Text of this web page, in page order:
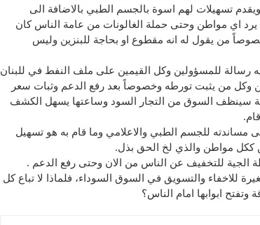
تسهيلات لهم اسوة بالجسم الطبي بالاضافة الى
اي مواطن وحتى حملة الغالونات من عامة الناس كان
من يقول له انه مقطوع او بحاجة للبنزين وليس
رسالة للمسؤولين وكل القيمين على ملف النفط في للبنان
وكل من يثبت تورطه وخصوصاً بعد رفع الدعم وثبات سعر
سينظف السوق من التجار السود وساعتها يسهل الكشف
للجسم الطبي والاعلامي وما قام به هو تسهيل
ككل مواطن والذي لخ الحق بذل.
للاخفاء والتسويق في السوق السوداء، فلماذا لا تباع كل
ابوابها امام الناس؟